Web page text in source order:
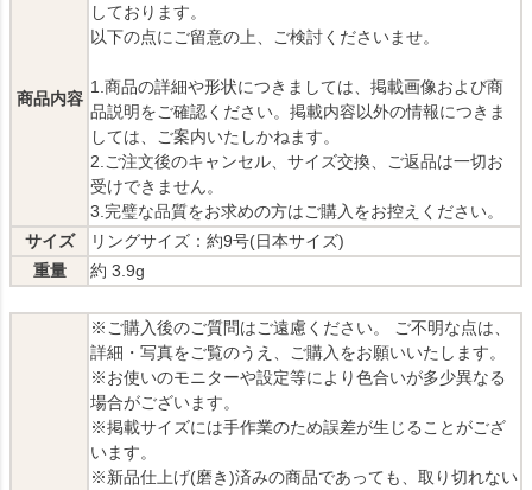
商品内容
しております。
以下の点にご留意の上、ご検討くださいませ。
1.商品の詳細や形状につきましては、掲載画像および商
品説明をご確認ください。掲載内容以外の情報につきま
しては、ご案内いたしかねます。
2.ご注文後のキャンセル、サイズ交換、ご返品は一切お
受けできません。
3.完璧な品質をお求めの方はご購入をお控えください。
サイズ
リングサイズ：約9号(日本サイズ)
重量
約 3.9g
※ご購入後のご質問はご遠慮ください。 ご不明な点は、
詳細・写真をご覧のうえ、ご購入をお願いいたします。
※お使いのモニターや設定等により色合いが多少異なる
場合がございます。
※掲載サイズには手作業のため誤差が生じることがござ
います。
※新品仕上げ(磨き)済みの商品であっても、取り切れない